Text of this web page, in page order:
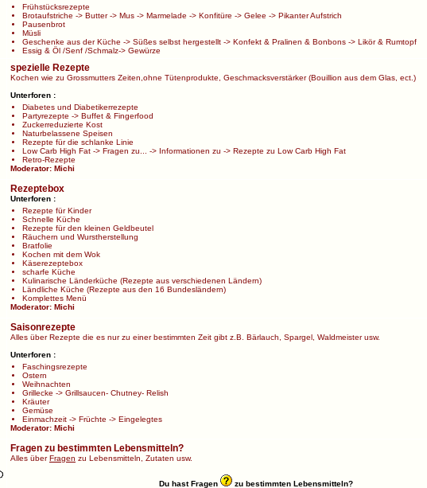
Frühstücksrezepte
Brotaufstriche -> Butter-> Mus -> Marmelade -> Konfitüre -> Gelee -> Pikanter Aufstrich
Pausenbrot
Müsli
Geschenke aus der Küche -> Süßes selbst hergestellt -> Konfekt & Pralinen & Bonbons -> Likör & Rumtopf
Essig & Öl /Senf /Schmalz-> Gewürze
spezielle Rezepte
Kochen wie zu Grossmutters Zeiten,ohne Tütenprodukte, Geschmacksverstärker (Bouillion aus dem Glas, ect.)
Unterforen :
Diabetes und Diabetikerrezepte
Partyrezepte -> Buffet & Fingerfood
Zuckerreduzierte Kost
Naturbelassene Speisen
Rezepte für die schlanke Linie
Low Carb High Fat -> Fragen zu... -> Informationen zu -> Rezepte zu Low Carb High Fat
Retro-Rezepte
Moderator: Michi
Rezeptebox
Unterforen :
Rezepte für Kinder
Schnelle Küche
Rezepte für den kleinen Geldbeutel
Räuchern und Wurstherstellung
Bratfolie
Kochen mit dem Wok
Käserezeptebox
scharfe Küche
Kulinarische Länderküche (Rezepte aus verschiedenen Ländern)
Ländliche Küche (Rezepte aus den 16 Bundesländern)
Komplettes Menü
Moderator: Michi
Saisonrezepte
Alles über Rezepte die es nur zu einer bestimmten Zeit gibt z.B. Bärlauch, Spargel, Waldmeister usw.
Unterforen :
Faschingsrezepte
Ostern
Weihnachten
Grillecke -> Grillsaucen- Chutney- Relish
Kräuter
Gemüse
Einmachzeit -> Früchte -> Eingelegtes
Moderator: Michi
Fragen zu bestimmten Lebensmitteln?
Alles überFragen zu Lebensmitteln, Zutaten usw.
Du hast Fragen
zu bestimmten Lebensmitteln?